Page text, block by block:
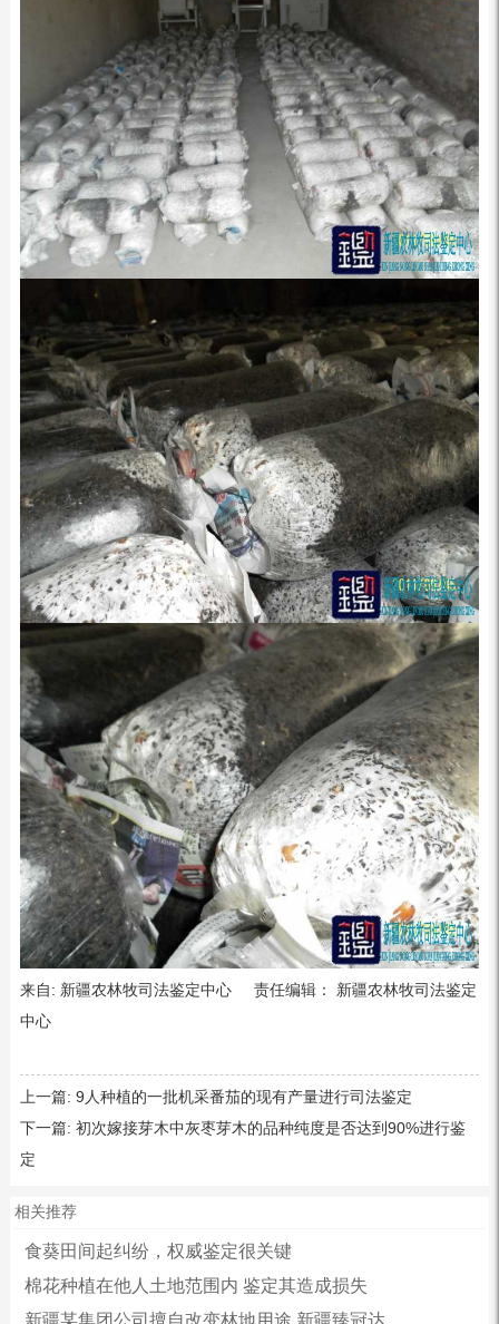
来自: 新疆农林牧司法鉴定中心 责任编辑： 新疆农林牧司法鉴定
中心
上一篇: 9人种植的一批机采番茄的现有产量进行司法鉴定
下一篇: 初次嫁接芽木中灰枣芽木的品种纯度是否达到90%进行鉴
定
相关推荐
食葵田间起纠纷，权威鉴定很关键
棉花种植在他人土地范围内 鉴定其造成损失
新疆某集团公司擅自改变林地用途 新疆臻冠达...